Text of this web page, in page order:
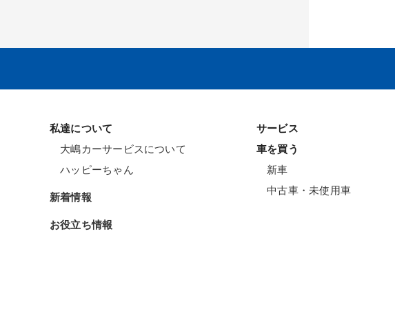
私達について
大嶋カーサービスについて
ハッピーちゃん
新着情報
お役立ち情報
サービス
車を買う
新車
中古車・未使用車